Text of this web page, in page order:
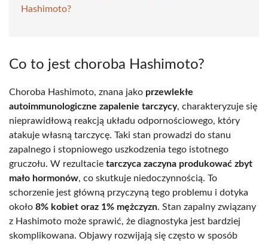
Hashimoto?
Co to jest choroba Hashimoto?
Choroba Hashimoto, znana jako przewlekłe
autoimmunologiczne zapalenie tarczycy, charakteryzuje się
nieprawidłową reakcją układu odpornościowego, który
atakuje własną tarczycę. Taki stan prowadzi do stanu
zapalnego i stopniowego uszkodzenia tego istotnego
gruczołu. W rezultacie tarczyca zaczyna produkować zbyt
mało hormonów, co skutkuje niedoczynnością. To
schorzenie jest główną przyczyną tego problemu i dotyka
około 8% kobiet oraz 1% mężczyzn. Stan zapalny związany
z Hashimoto może sprawić, że diagnostyka jest bardziej
skomplikowana. Objawy rozwijają się często w sposób